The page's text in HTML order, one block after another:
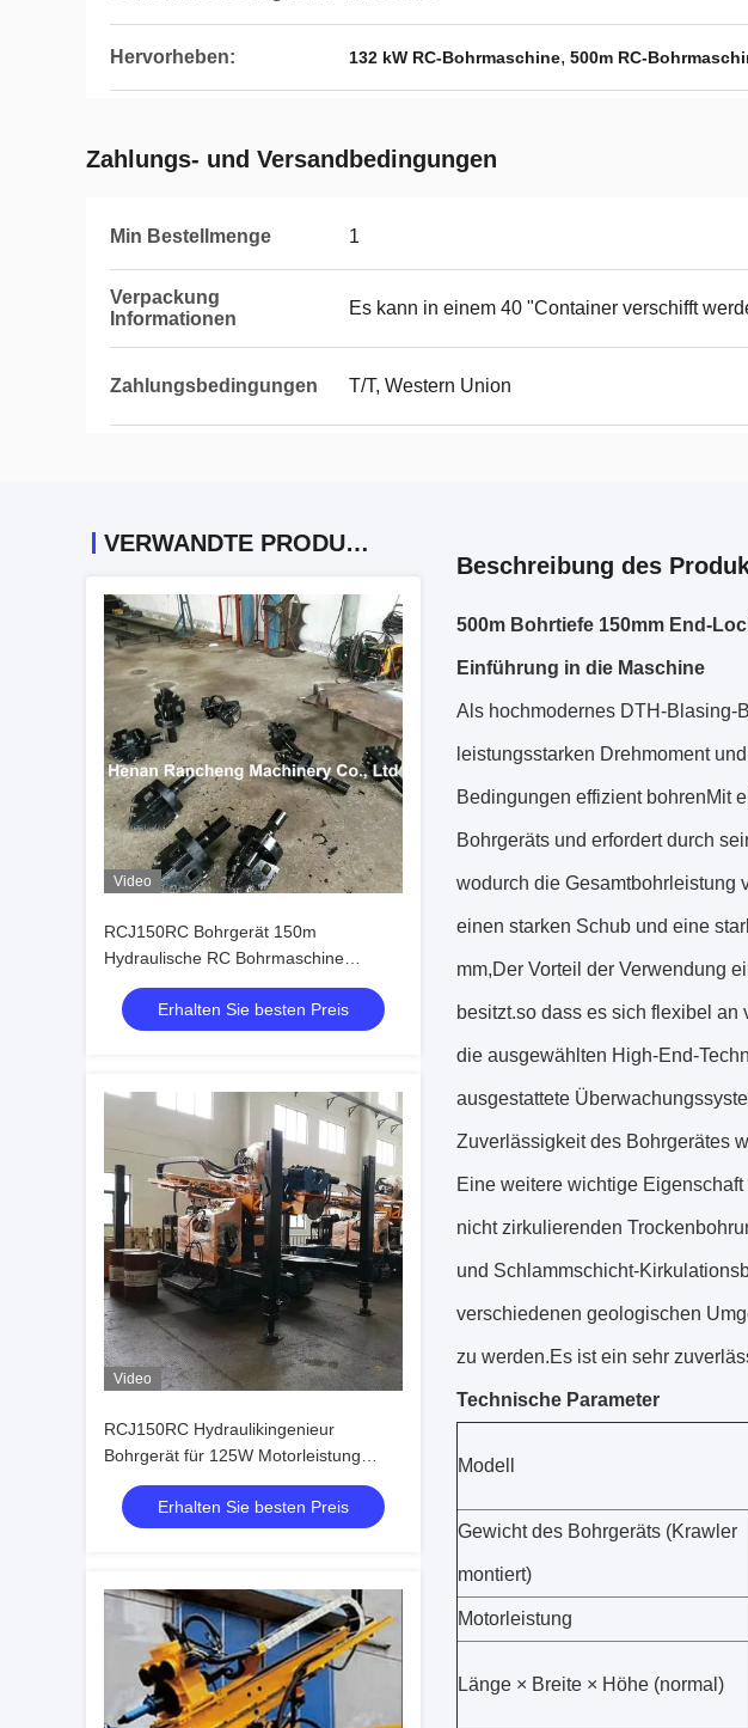
Hervorheben: 132 kW RC-Bohrmaschine, 500m RC-
Zahlungs- und Versandbedingungen
Min Bestellmenge 1
Verpackung
Informationen
Es kann in einem 40 "Container verschifft
Zahlungsbedingungen T/T, Western Union
VERWANDTE PRODUKTE
Video
RCJ150RC Bohrgerät 150m
Hydraulische RC Bohrmaschine
8000N.M Maximaldrehmoment
Erhalten Sie besten Preis
Video
RCJ150RC Hydraulikingenieur
Bohrgerät für 125W Motorleistung
8000N.M Max-Ausgangsmoment
Erhalten Sie besten Preis
Beschreibung des
500m Bohrtiefe 150mm End-
Einführung in die Maschine
Als hochmodernes DTH-Blasing-
leistungsstarken Drehmoment
Bedingungen effizient bohrenMit
Bohrgeräts und erfordert durch
wodurch die Gesamtbohrleistung
einen starken Schub und eine
mm,Der Vorteil der Verwendung
besitzt.so dass es sich flexibel
die ausgewählten High-End-
ausgestattete
Zuverlässigkeit des Bohrgerätes
Eine weitere wichtige
nicht zirkulierenden
und Schlammschicht-
verschiedenen geologischen
zu werden.Es ist ein sehr
Technische Parameter
Modell
Gewicht des Bohrgeräts (Krawler
montiert)
Motorleistung
Länge × Breite × Höhe (normal)